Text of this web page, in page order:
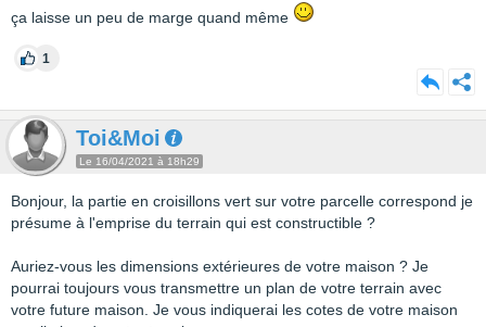
ça laisse un peu de marge quand même
1
Toi&Moi
Le 16/04/2021 à 18h29
Bonjour, la partie en croisillons vert sur votre parcelle correspond je
présume à l'emprise du terrain qui est constructible ?
Auriez-vous les dimensions extérieures de votre maison ? Je
pourrai toujours vous transmettre un plan de votre terrain avec
votre future maison. Je vous indiquerai les cotes de votre maison